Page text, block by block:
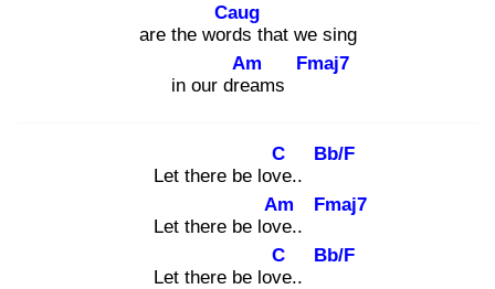
are the word
Caug
s that we sing
in our drea
Am
ms
Fmaj7
Let there be love
C
..
Bb/F
Let there be love
Am
..
Fmaj7
Let there be love
C
..
Bb/F